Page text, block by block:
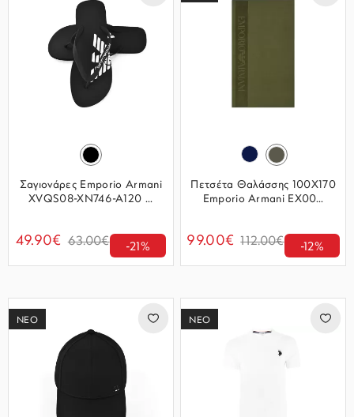
Σαγιονάρες Emporio Armani
XVQS08-XN746-A120 ...
49.90€ 63.00€ -21%
Πετσέτα Θαλάσσης 100Χ170
Emporio Armani EX00...
99.00€ 112.00€ -12%
ΝΕΟ ΝΕΟ